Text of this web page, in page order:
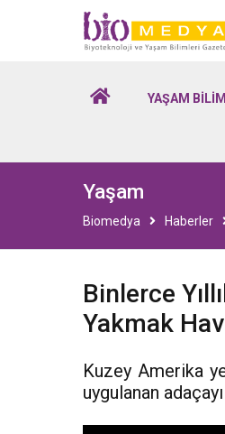
Biomedya
YAŞAM
Yaşam
Biomedya Haberler
Binlerce
Yakmak
Kuzey Amerika
uygulanan